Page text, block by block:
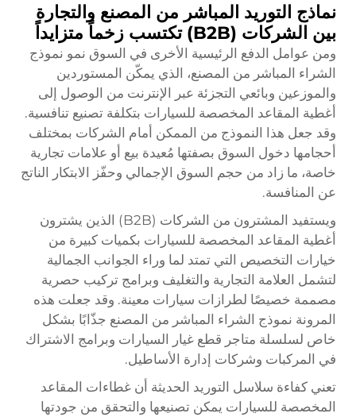
نماذج التوريد المباشر من المصنع والتجارة
بين الشركات (B2B) تكتسب زخماً متزايداً
ومن عوامل الدفع الرئيسية الأخرى في السوق نمو نموذج
الشراء المباشر من المصنع، الذي يمكّن المستوردين
والموزعين وبائعي التجزئة عبر الإنترنت من الوصول إلى
أغطية المقاعد المخصصة للسيارات بتكلفة تصنيع تنافسية.
وقد جعل هذا النموذج من الممكن أمام الشركات بمختلف
أحجامها دخول السوق بصفتها مُعيدة بيع أو علامات تجارية
خاصة، ما زاد من حجم السوق الإجمالي وحفّز الابتكار الناتج
عن المنافسة.
ويستفيد المشترون من الشركات (B2B) الذين يشترون
أغطية المقاعد المخصصة للسيارات بكميات كبيرة من
خيارات التخصيص التي تمتد لما وراء الجوانب الجمالية
لتشمل العلامة التجارية والتغليف وبرامج تركيب حصرية
مصممة خصيصًا لطرازات سيارات معينة. وقد جعلت هذه
المرونة نموذج الشراء المباشر من المصنع جذّابًا بشكل
خاص لسلسلة متاجر قطع غيار السيارات وبرامج الاشتراك
في المركبات وشركات إدارة الأساطيل.
تعني كفاءة سلاسل التوريد الحديثة أن غطاءات المقاعد
المخصصة للسيارات يمكن تصنيعها والتحقق من جودتها